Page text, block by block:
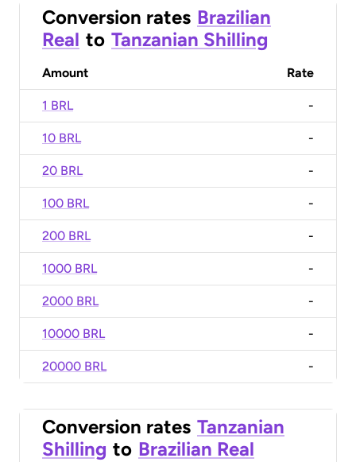
Conversion rates Brazilian
Real to Tanzanian Shilling
Amount Rate
1 BRL -
10 BRL -
20 BRL -
100 BRL -
200 BRL -
1000 BRL -
2000 BRL -
10000 BRL -
20000 BRL -
Conversion rates Tanzanian
Shilling to Brazilian Real